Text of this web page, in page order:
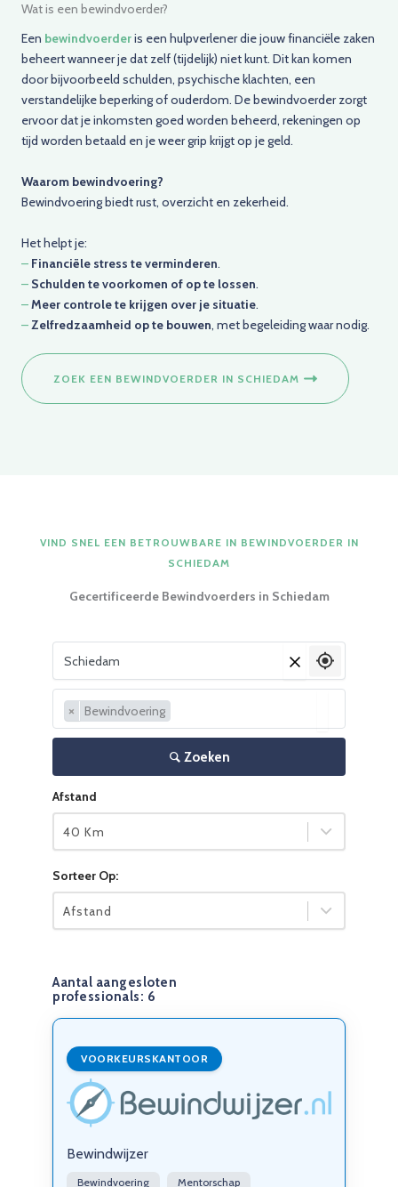
Wat is een bewindvoerder?
Een bewindvoerderis een hulpverlener die jouw financiële zaken
beheert wanneer je dat zelf (tijdelijk) niet kunt. Dit kan komen
door bijvoorbeeld schulden, psychische klachten, een
verstandelijke beperking of ouderdom. De bewindvoerder zorgt
ervoor dat je inkomsten goed worden beheerd, rekeningen op
tijd worden betaald en je weer grip krijgt op je geld.
Waarom bewindvoering?
Bewindvoering biedt rust, overzicht en zekerheid.
Het helpt je:
– Financiële stress te verminderen.
– Schulden te voorkomen of op te lossen.
–Meer controle te krijgen over je situatie.
–Zelfredzaamheid op te bouwen, met begeleiding waar nodig.
ZOEK EEN BEWINDVOERDER IN SCHIEDAM
VIND SNEL EEN BETROUWBARE IN BEWINDVOERDER IN
SCHIEDAM
Gecertificeerde Bewindvoerders in Schiedam
Vul je woonplaats in
× Bewindvoering
Zoeken
Afstand
40 Km
Sorteer Op:
Afstand
Aantal aangesloten
professionals: 6
VOORKEURSKANTOOR
Bewindwijzer
Bewindvoering Mentorschap